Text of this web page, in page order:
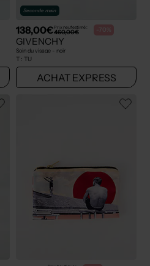
Seconde main
138,00€Prix neuf estimé :
460,00€ -70%
GIVENCHY
Soin du visage - noir
T : TU
ACHAT EXPRESS